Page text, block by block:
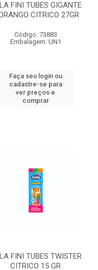
FINI TUBES GIGANTE
CITRICO 27GR
Código: 73883
Embalagem: UN1
Faça seu login ou
cadastre-se para
ver preços e
comprar
FINI TUBES TWISTER
CITRICO 15 GR